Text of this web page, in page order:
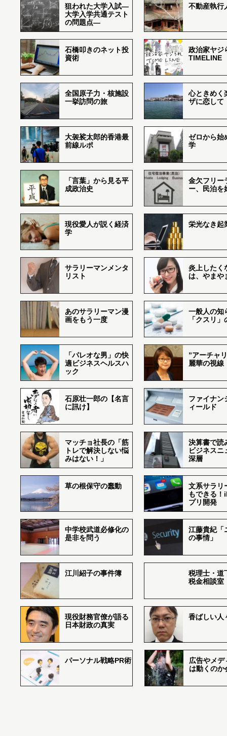
狙われた大学入試―
大学入学共通テスト
の問題点―
不動産執行
石橋叩きのネット投
資術
政治家ヤジ
TIMELINE
全国原子力・核施設
一挙訪問の旅
心ときめく
ザに恋して
大袈裟太郎的香港最
前線ルポ
ゼロから始
学
「言葉」から見る平
成政治史
金欠フリー
ー、民泊を
現役愛人が説く経済
学
栄光なき起
サラリーマンメンタ
リスト
炎上したく
は、やまや
あのサラリーマン漫
画をもう一度
一般人の知
「クスリ
「パレオな男」の快
適ビジネスヘルスハ
ック
”アーチャ
麗華の視線
石原壮一郎の【名言
に訊け】
ファイナン
ィールド
マッチョ社長の「筋
トレで解決しない悩
みはない！」
決算書で読
ビジネスニ
深層
草の根保守の蠢動
文系サラリ
もできる
プリ開発
中学校武道必修化の
是非を問う
江藤貴紀「
の事情」
江川紹子の事件簿
税理士・道
税金相談室
現役財務官僚が語る
日本財政の真実
香ばしい
パーソナル戦略PR術
広告やメデ
は動くのか